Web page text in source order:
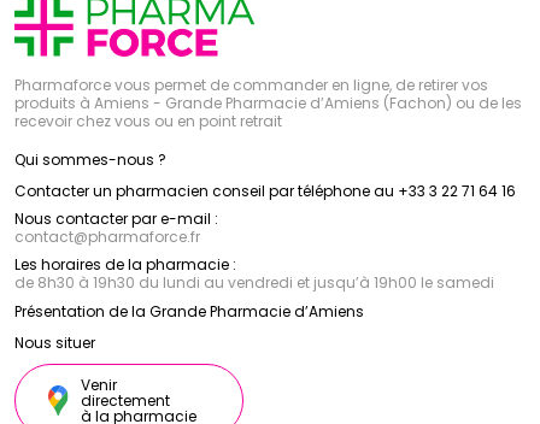
Pharmaforce vous permet de commander en ligne, de retirer vos
produits à Amiens - Grande Pharmacie d’Amiens (Fachon) ou de les
recevoir chez vous ou en point retrait
Qui sommes-nous ?
Contacter un pharmacien conseil par téléphone au +33 3 22 71 64 16
Nous contacter par e-mail :
contact@pharmaforce.fr
Les horaires de la pharmacie :
de 8h30 à 19h30 du lundi au vendredi et jusqu’à 19h00 le samedi
Présentation de la Grande Pharmacie d’Amiens
Nous situer
Venir
directement
à la pharmacie